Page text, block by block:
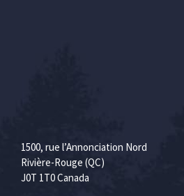
1500, rue l’Annonciation Nord
Rivière-Rouge (QC)
J0T 1T0 Canada